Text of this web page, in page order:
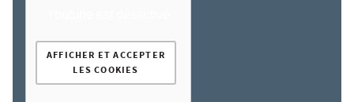
AFFICHER ET ACCEPTER
LES COOKIES